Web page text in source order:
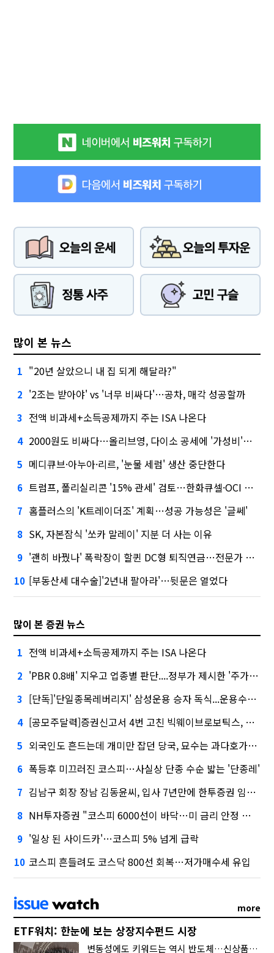
많이 본 뉴스
1 "20년 살았으니 내 집 되게 해달라?"
2 '2조는 받아야' vs '너무 비싸다'…공차, 매각 성공할까
3 전액 비과세+소득공제까지 주는 ISA 나온다
4 2000원도 비싸다…올리브영, 다이소 공세에 '가성비'로 맞불
5 메디큐브·아누아·리르, '눈물 세럼' 생산 중단한다
6 트럼프, 폴리실리콘 '15% 관세' 검토…한화큐셀·OCI 영향은?
7 홈플러스의 'K트레이더조' 계획…성공 가능성은 '글쎄'
8 SK, 자본잠식 '쏘카 말레이' 지분 더 사는 이유
9 '괜히 바꿨나' 폭락장이 할퀸 DC형 퇴직연금…전문가 조언은
10 [부동산세 대수술]'2년내 팔아라'…뒷문은 열었다
많이 본 증권 뉴스
1 전액 비과세+소득공제까지 주는 ISA 나온다
2 'PBR 0.8배' 지우고 업종별 판단....정부가 제시한 '주가 누르기' 방지법
3 [단독]'단일종목레버리지' 삼성운용 승자 독식...운용수익 미래에셋의 6배
4 [공모주달력]증권신고서 4번 고친 빅웨이브로보틱스, 수요예측
5 외국인도 흔드는데 개미만 잡던 당국, 묘수는 과다호가부담금?
6 폭등후 미끄러진 코스피…사실상 단종 수순 밟는 '단종레'
7 김남구 회장 장남 김동윤씨, 입사 7년만에 한투증권 임원 승진
8 NH투자증권 "코스피 6000선이 바닥…미 금리 안정 후 추가 회복"
9 '일상 된 사이드카'…코스피 5% 넘게 급락
10 코스피 흔들려도 코스닥 800선 회복…저가매수세 유입
more
ETF워치: 한눈에 보는 상장지수펀드 시장
변동성에도 키워드는 역시 반도체…신상품은 우주·방산